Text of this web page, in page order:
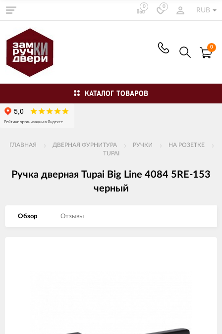
0 0
RUB
0
КАТАЛОГ ТОВАРОВ
ГЛАВНАЯ ДВЕРНАЯ ФУРНИТУРА РУЧКИ
НА РОЗЕТКЕ
TUPAI
Ручка дверная Tupai Big Line 4084 5RE-153
черный
Обзор Отзывы